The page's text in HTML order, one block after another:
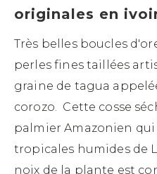
originales en
Très belles boucles
perles fines taillées
graine de tagua
corozo. Cette cosse
palmier Amazonien
tropicales humides de
noix de la plante est